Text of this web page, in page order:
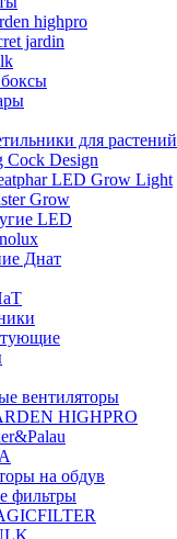
highpro
jardin
для растений
Cock Design
LED Grow Light
Grow
LED
Днат
вентиляторы
HIGHPRO
на обдув
фильтры